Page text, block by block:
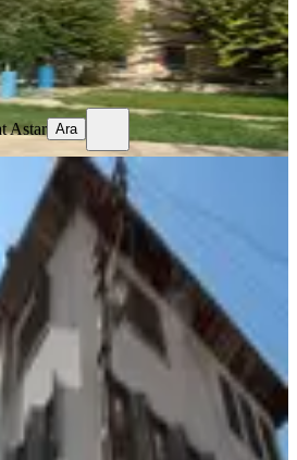
Astar
Astar Ara
Babasultan 'da 1650 M2
Tarihi Tescilli Konak
Safranbolu
m² 19.06.2026
₺